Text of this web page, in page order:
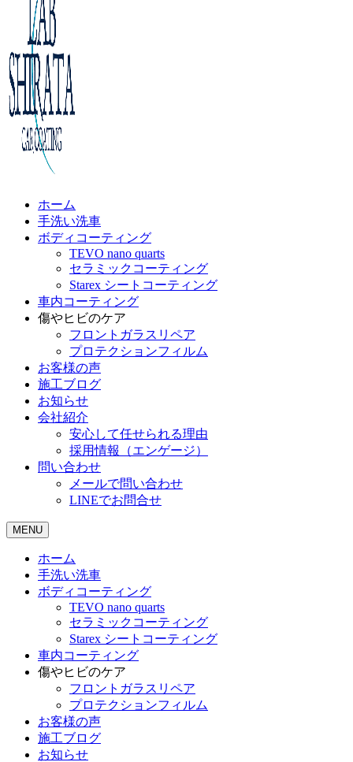
ホーム
手洗い洗車
ボディコーティング
TEVO nano quarts
セラミックコーティング
Starex シートコーティング
車内コーティング
傷やヒビのケア
フロントガラスリペア
プロテクションフィルム
お客様の声
施工ブログ
お知らせ
会社紹介
安心して任せられる理由
採用情報（エンゲージ）
問い合わせ
メールで問い合わせ
LINEでお問合せ
MENU
ホーム
手洗い洗車
ボディコーティング
TEVO nano quarts
セラミックコーティング
Starex シートコーティング
車内コーティング
傷やヒビのケア
フロントガラスリペア
プロテクションフィルム
お客様の声
施工ブログ
お知らせ